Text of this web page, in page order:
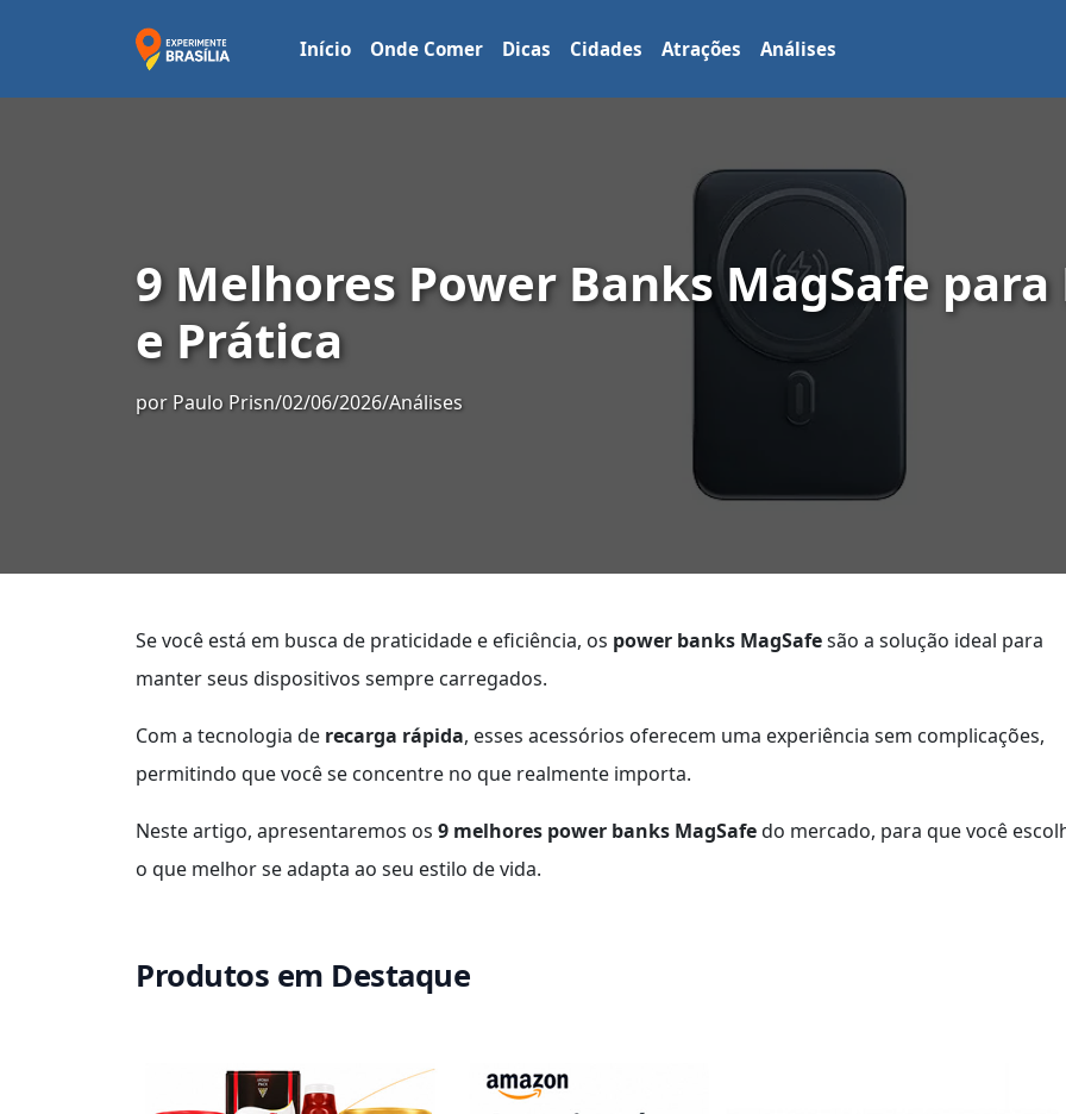
Início Onde Comer Dicas Cidades Atrações Análises
9 Melhores Power Banks MagSafe para
e Prática
por Paulo Prisn/02/06/2026/Análises
Se você está em busca de praticidade e eficiência, os power banks MagSafesão a solução ideal para
manter seus dispositivos sempre carregados.
Com a tecnologia de recarga rápida, esses acessórios oferecem uma experiência sem complicações,
permitindo que você se concentre no que realmente importa.
Neste artigo, apresentaremos os 9 melhores power banks MagSafedo mercado, para que você
o que melhor se adapta ao seu estilo de vida.
Produtos em Destaque